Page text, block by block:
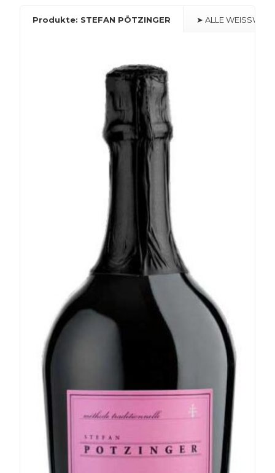
Produkte: STEFAN PÖTZINGER ➤ ALLE